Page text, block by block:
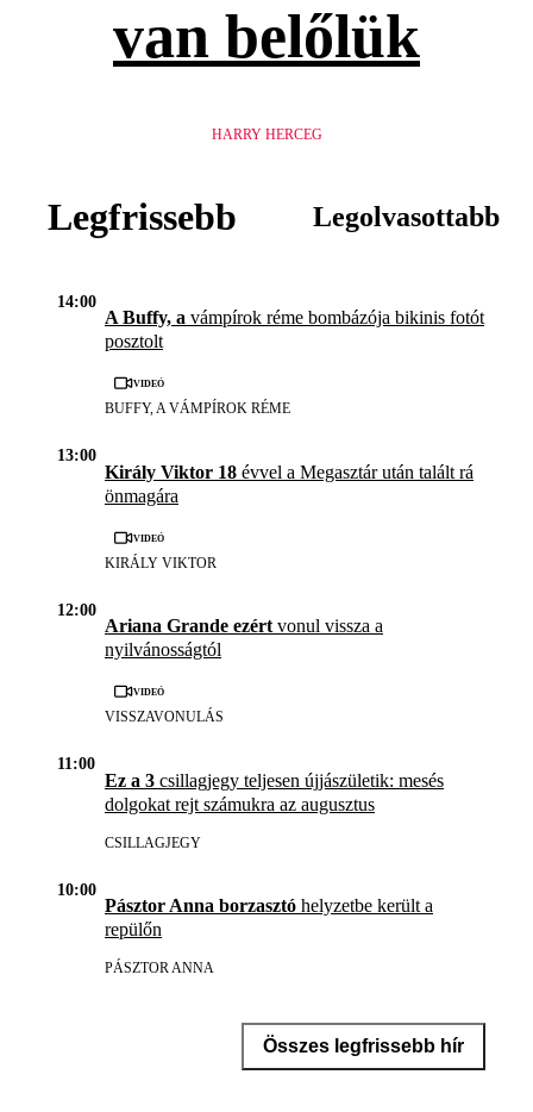
van belőlük
HARRY HERCEG
Legfrissebb Legolvasottabb
14:00
A Buffy, a vámpírok réme bombázója bikinis fotót
posztolt
Videó
BUFFY, A VÁMPÍROK RÉME
13:00
Király Viktor 18 évvel a Megasztár után talált rá
önmagára
Videó
KIRÁLY VIKTOR
12:00
Ariana Grande ezért vonul vissza a
nyilvánosságtól
Videó
VISSZAVONULÁS
11:00
Ez a 3 csillagjegy teljesen újjászületik: mesés
dolgokat rejt számukra az augusztus
CSILLAGJEGY
10:00
Pásztor Anna borzasztó helyzetbe került a
repülőn
PÁSZTOR ANNA
Összes legfrissebb hír